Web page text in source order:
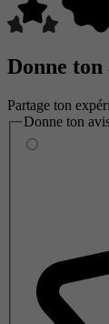
Donne ton
Partage ton
Donne ton